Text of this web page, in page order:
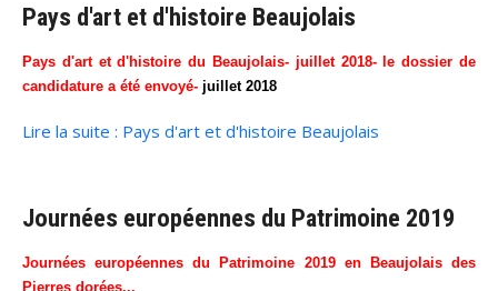
Pays d'art et d'histoire Beaujolais
Pays d'art et d'histoire du Beaujolais- juillet 2018- le dossier de
candidature a été envoyé- juillet 2018
Lire la suite : Pays d'art et d'histoire Beaujolais
Journées européennes du Patrimoine 2019
Journées européennes du Patrimoine 2019 en Beaujolais des
Pierres dorées...